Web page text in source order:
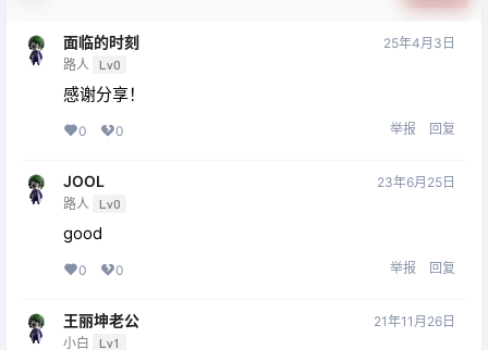
面临的时刻
路人 Lv0
25年4月3日
感谢分享！
0 0 举报 回复
JOOL
路人 Lv0
23年6月25日
good
0 0 举报 回复
王丽坤老公
小白 Lv1
21年11月26日